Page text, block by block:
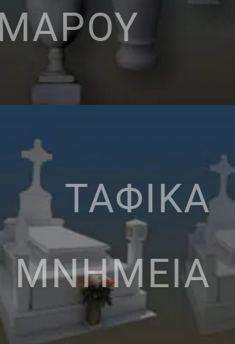
ΤΑΦΙΚΑ
ΜΝΗΜΕΙΑ